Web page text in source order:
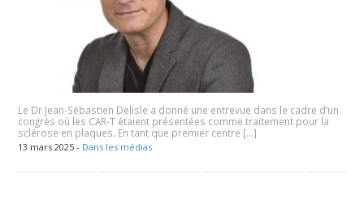
Le Dr Jean-Sébastien Delisle a donné une entrevue dans le cadre d’un
congrès où les CAR-T étaient présentées comme traitement pour la
sclérose en plaques. En tant que premier centre […]
13 mars 2025 - Dans les médias